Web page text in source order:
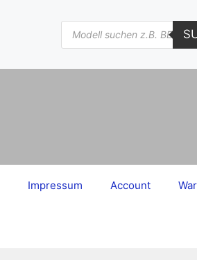
Products
search
Impressum Account